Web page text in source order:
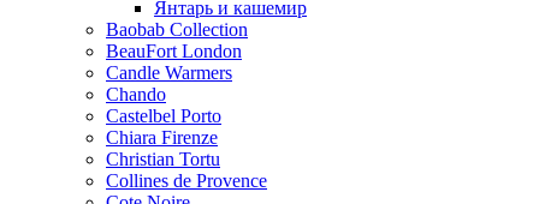
Янтарь и кашемир
Baobab Collection
BeauFort London
Candle Warmers
Chando
Castelbel Porto
Chiara Firenze
Christian Tortu
Collines de Provence